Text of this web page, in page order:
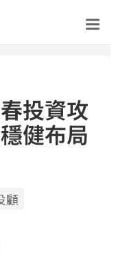
投資攻
健布局
顧